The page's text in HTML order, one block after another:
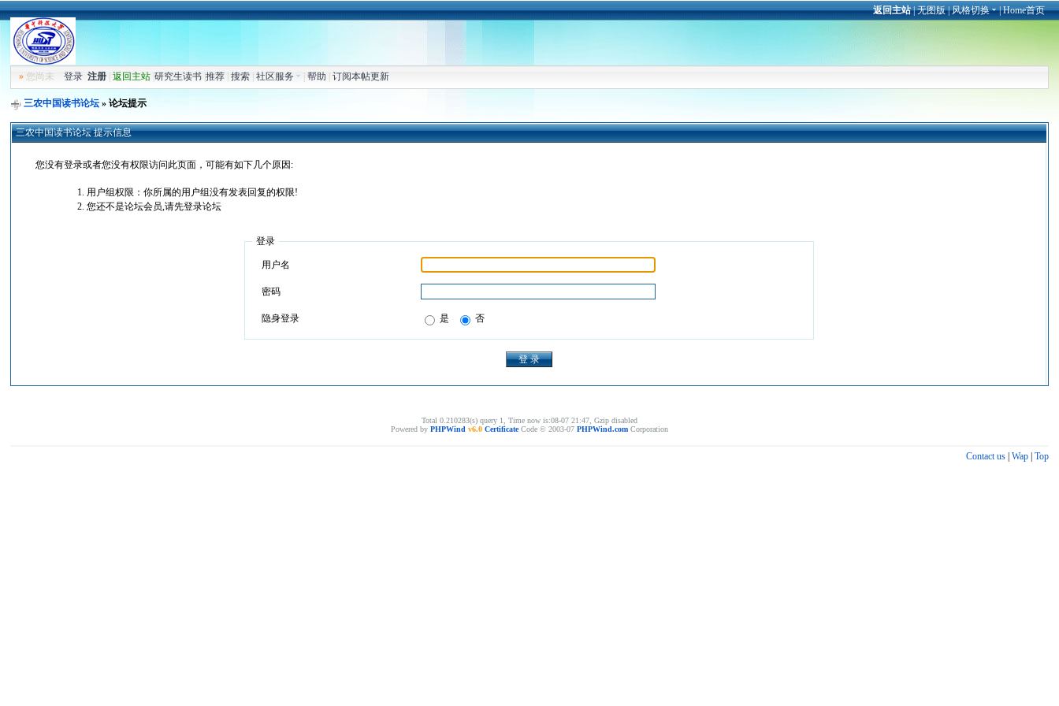
返回主站|无图版|风格切换 |Home首页
» 您尚未登录 注册 |返回主站 |研究生读书 |推荐 |搜索 |社区服务 |帮助 |订阅本帖更新
三农中国读书论坛» 论坛提示
三农中国读书论坛 提示信息
您没有登录或者您没有权限访问此页面，可能有如下几个原因:
用户组权限：你所属的用户组没有发表回复的权限!
您还不是论坛会员,请先登录论坛
登录
用户名
密码
隐身登录 是 否
Total 0.210283(s) query 1, Time now is:08-07 21:47, Gzip disabled
Powered by PHPWind v6.0 CertificateCode © 2003-07 PHPWind.com Corporation
Contact us| Wap| Top